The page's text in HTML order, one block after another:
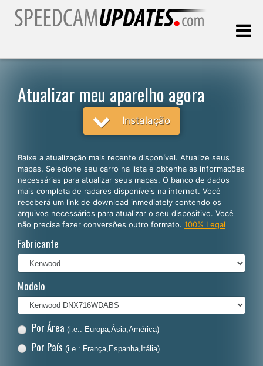
Português
English
Español
Français
Polski
Nederlands
Dansk
Atualizar meu aparelho agora
Instalação
Baixe a atualização mais recente disponível. Atualize seus
mapas. Selecione seu carro na lista e obtenha as informações
necessárias para atualizar seus mapas. O banco de dados
mais completa de radares disponíveis na internet. Você
receberá um link de download inmediately contendo os
arquivos necessários para atualizar o seu dispositivo. Você
não precisa fazer conversões outro formato. 100% Legal
Fabricante
Modelo
Por Área (i.e.: Europa,Ásia,América)
Por País (i.e.: França,Espanha,Itália)